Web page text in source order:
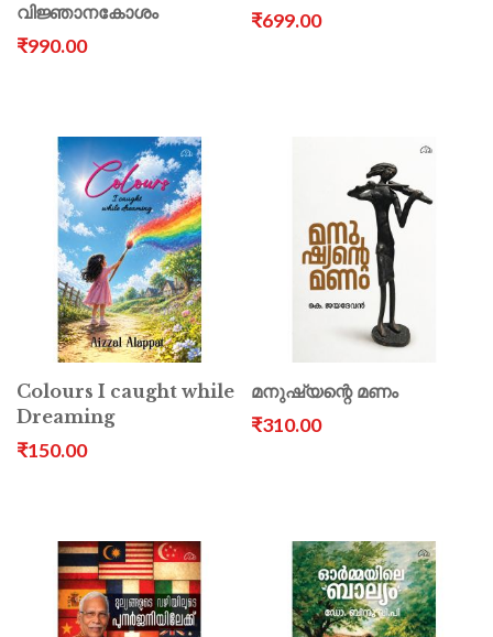
വിജ്ഞാനകോശം
₹990.00
₹699.00
Colours I caught while
Dreaming
₹150.00
മനുഷ്യന്റെ മണം
₹310.00